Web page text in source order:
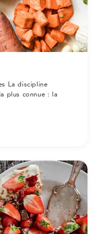
La discipline
plus connue : la